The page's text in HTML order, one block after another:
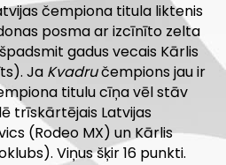
čempiona titula liktenis
posma ar izcīnīto zelta
gadus vecais Kārlis
Ja Kvadručempions jau ir
titulu cīņa vēl stāv
trīskārtējais Latvijas
(Rodeo MX) un Kārlis
Viņus šķir 16 punkti.